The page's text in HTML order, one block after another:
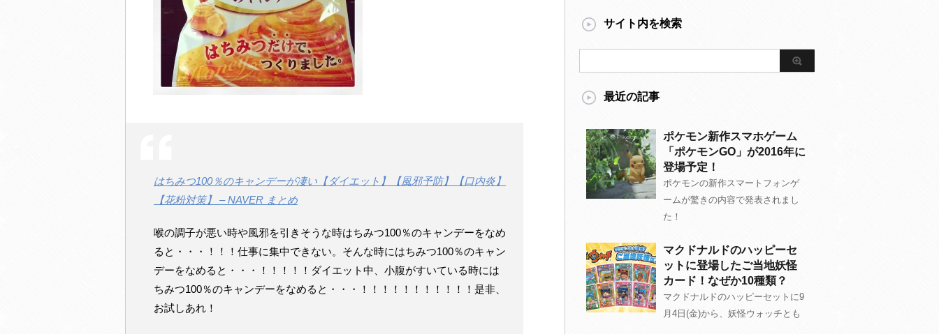
はちみつ100％のキャンデーが凄い【ダイエット】【風邪予防】【口内炎】
【花粉対策】 – NAVER まとめ
喉の調子が悪い時や風邪を引きそうな時はちみつ100％のキャンデーをなめ
ると・・・！！！仕事に集中できない。そんな時にはちみつ100％のキャン
デーをなめると・・・！！！！！ダイエット中、小腹がすいている時には
ちみつ100％のキャンデーをなめると・・・！！！！！！！！！！！是非、
お試しあれ！
サイト内を検索
最近の記事
ポケモン新作スマホゲーム
「ポケモンGO」が2016年に
登場予定！
ポケモンの新作スマートフォンゲ
ームが驚きの内容で発表されまし
た！
マクドナルドのハッピーセ
ットに登場したご当地妖怪
カード！なぜか10種類？
マクドナルドのハッピーセットに9
月4日(金)から、妖怪ウォッチとも